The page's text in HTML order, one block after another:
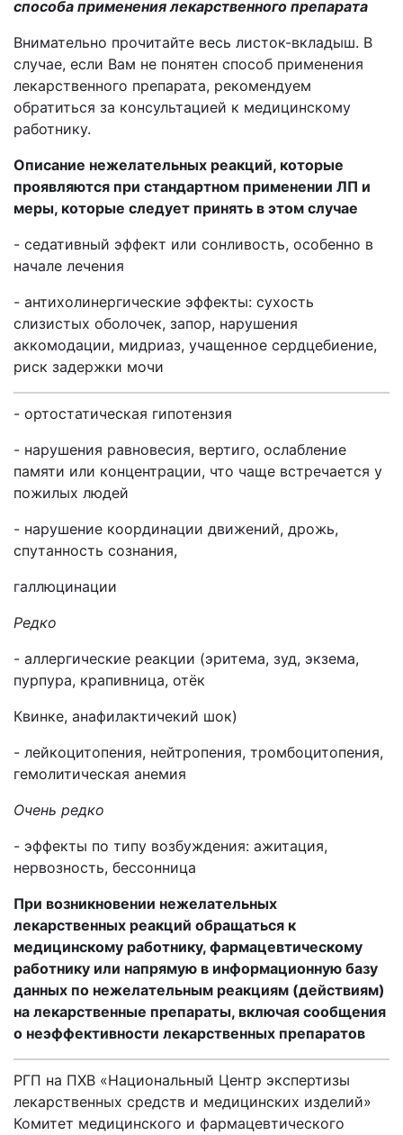
способа применения лекарственного препарата
Внимательно прочитайте весь листок-вкладыш. В
случае, если Вам не понятен способ применения
лекарственного препарата, рекомендуем
обратиться за консультацией к медицинскому
работнику.
Описание нежелательных реакций, которые
проявляются при стандартном применении ЛП и
меры, которые следует принять в этом случае
- седативный эффект или сонливость, особенно в
начале лечения
- антихолинергические эффекты: сухость
слизистых оболочек, запор, нарушения
аккомодации, мидриаз, учащенное сердцебиение,
риск задержки мочи
- ортостатическая гипотензия
- нарушения равновесия, вертиго, ослабление
памяти или концентрации, что чаще встречается у
пожилых людей
- нарушение координации движений, дрожь,
спутанность сознания,
галлюцинации
Редко
- аллергические реакции (эритема, зуд, экзема,
пурпура, крапивница, отёк
Квинке, анафилактичекий шок)
- лейкоцитопения, нейтропения, тромбоцитопения,
гемолитическая анемия
Очень редко
- эффекты по типу возбуждения: ажитация,
нервозность, бессонница
При возникновении нежелательных
лекарственных реакций обращаться к
медицинскому работнику, фармацевтическому
работнику или напрямую в информационную базу
данных по нежелательным реакциям (действиям)
на лекарственные препараты, включая сообщения
о неэффективности лекарственных препаратов
РГП на ПХВ «Национальный Центр экспертизы
лекарственных средств и медицинских изделий»
Комитет медицинского и фармацевтического